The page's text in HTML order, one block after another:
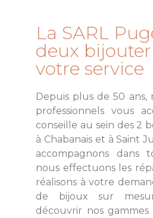
La SARL
deux
votre service
Depuis plus de 50
professionnels vous
conseille au sein des 2
à Chabanais et à Saint
accompagnons dans
nous effectuons les
réalisons à votre
de bijoux sur
découvrir nos